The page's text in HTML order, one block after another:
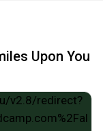
Upon You